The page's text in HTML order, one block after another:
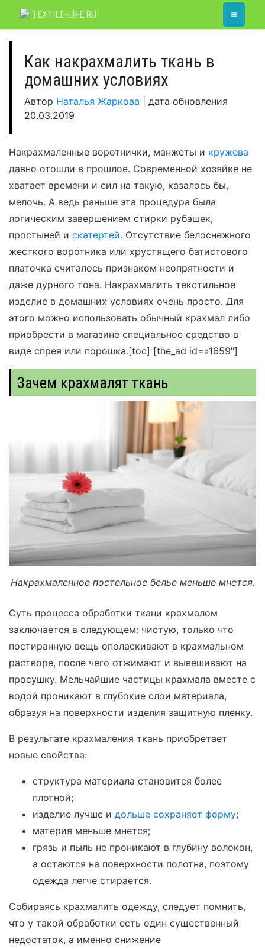
TEXTILE-LIFE.RU ≡
Как накрахмалить ткань в
домашних условиях
Автор Наталья Жаркова
дата обновления
20.03.2019
Накрахмаленные воротнички, манжеты и кружева
давно отошли в прошлое. Современной хозяйке не
хватает времени и сил на такую, казалось бы,
мелочь. А ведь раньше эта процедура была
логическим завершением стирки рубашек,
простыней и скатертей. Отсутствие белоснежного
жесткого воротника или хрустящего батистового
платочка считалось признаком неопрятности и
даже дурного тона. Накрахмалить текстильное
изделие в домашних условиях очень просто. Для
этого можно использовать обычный крахмал либо
приобрести в магазине специальное средство в
виде спрея или порошка.[toc] [the_ad id=»1659″]
Зачем крахмалят ткань
Накрахмаленное постельное белье меньше мнется.
Суть процесса обработки ткани крахмалом
заключается в следующем: чистую, только что
постиранную вещь ополаскивают в крахмальном
растворе, после чего отжимают и вывешивают на
просушку. Мельчайшие частицы крахмала вместе с
водой проникают в глубокие слои материала,
образуя на поверхности изделия защитную пленку.
В результате крахмаления ткань приобретает
новые свойства:
структура материала становится более
плотной;
изделие лучше и дольше сохраняет форму;
материя меньше мнется;
грязь и пыль не проникают в глубину волокон,
а остаются на поверхности полотна, поэтому
одежда легче стирается.
Собираясь крахмалить одежду, следует помнить,
что у такой обработки есть один существенный
недостаток, а именно снижение